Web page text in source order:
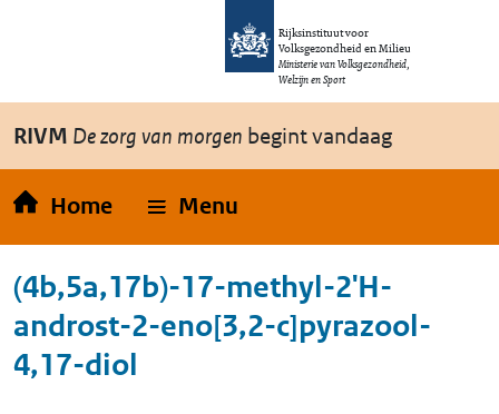
Overslaan en naar de inhoud gaan
Rijksinstituut voor
Volksgezondheid en Milieu
Ministerie van Volksgezondheid,
Welzijn en Sport
RIVM De zorg van morgen begint vandaag
Home Menu
(4b,5a,17b)-17-methyl-2'H-
androst-2-eno[3,2-c]pyrazool-
4,17-diol